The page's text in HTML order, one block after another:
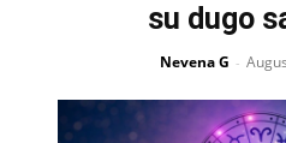
su dugo
Nevena G -